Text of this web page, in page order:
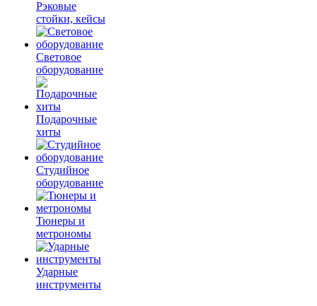
Рэковые
стойки, кейсы
Световое
оборудование
Подарочные
хиты
Студийное
оборудование
Тюнеры и
метрономы
Ударные
инструменты